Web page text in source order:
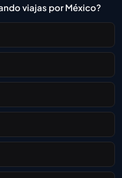
viajas por México?